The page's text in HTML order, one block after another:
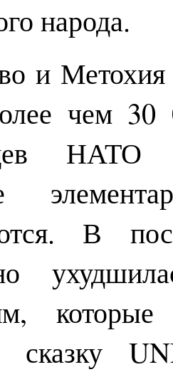
народа.
и Метохия
чем 30
НАТО
В
сказку